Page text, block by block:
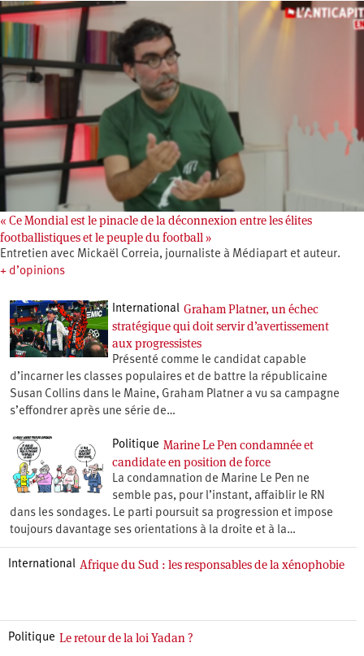
« Ce Mondial est le pinacle de la déconnexion entre les élites
footballistiques et le peuple du football »
Entretien avec Mickaël Correia, journaliste à Médiapart et auteur.
+ d’opinions
International Graham Platner, un échec
stratégique qui doit servir d’avertissement
aux progressistes
Présenté comme le candidat capable
d’incarner les classes populaires et de battre la républicaine
Susan Collins dans le Maine, Graham Platner a vu sa campagne
s’effondrer après une série de…
Politique Marine Le Pen condamnée et
candidate en position de force
La condamnation de Marine Le Pen ne
semble pas, pour l’instant, affaiblir le RN
dans les sondages. Le parti poursuit sa progression et impose
toujours davantage ses orientations à la droite et à la…
International Afrique du Sud : les responsables de la xénophobie
Politique Le retour de la loi Yadan ?